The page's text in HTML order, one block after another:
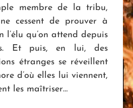
membre de la tribu,
cessent de prouver à
l’élu qu’on attend depuis
Et puis, en lui, des
étranges se réveillent
d’où elles lui viennent,
les maîtriser…